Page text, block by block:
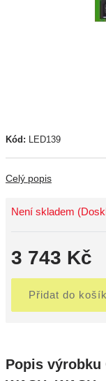
Kód: LED139
Celý popis
Není skladem
3 743 Kč
Přidat do
Popis výrobku